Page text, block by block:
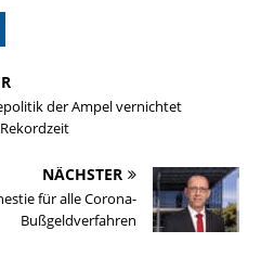
der Ampel vernichtet
NÄCHSTER
für alle Corona-
Bußgeldverfahren